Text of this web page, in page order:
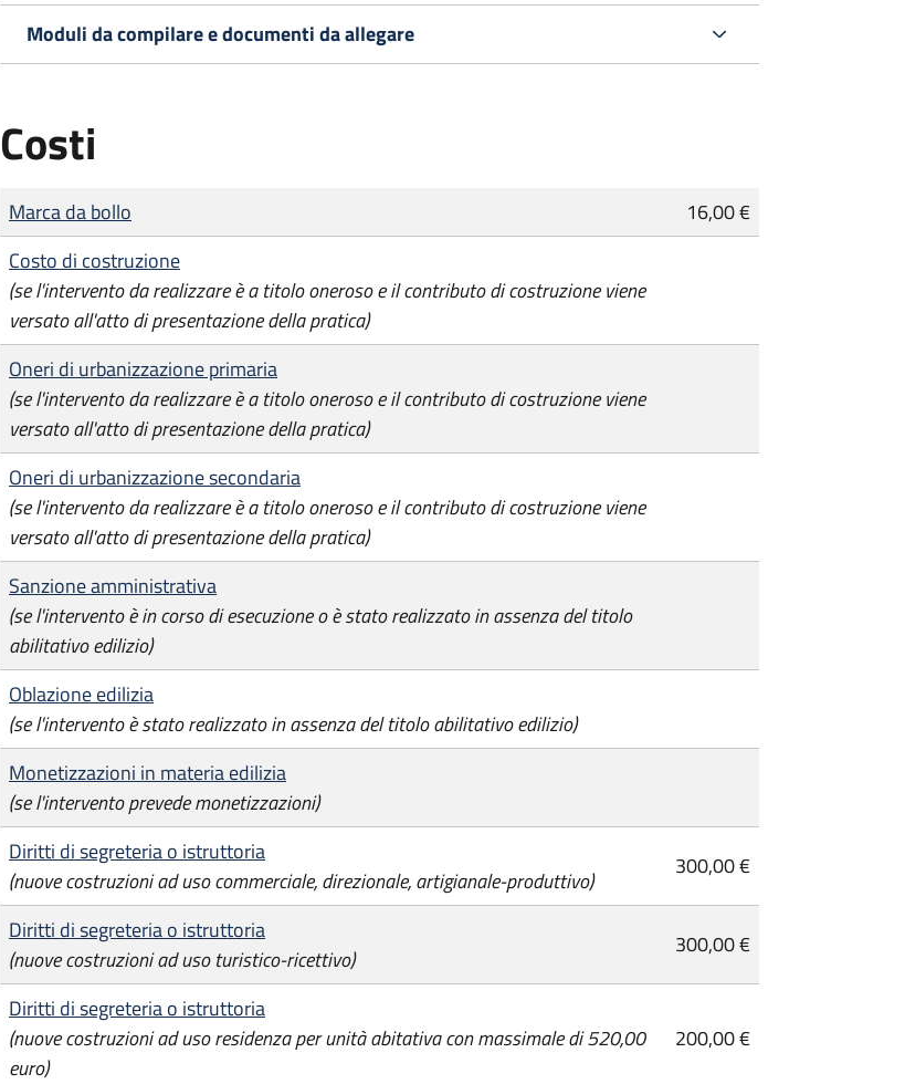
Moduli da compilare e documenti da allegare
Costi
Tipo di pagamento
Importo
Marca da bollo
16,00 €
Costo di costruzione
(se l'intervento da realizzare è a titolo oneroso e il contributo di costruzione viene
versato all'atto di presentazione della pratica)
Oneri di urbanizzazione primaria
(se l'intervento da realizzare è a titolo oneroso e il contributo di costruzione viene
versato all'atto di presentazione della pratica)
Oneri di urbanizzazione secondaria
(se l'intervento da realizzare è a titolo oneroso e il contributo di costruzione viene
versato all'atto di presentazione della pratica)
Sanzione amministrativa
(se l'intervento è in corso di esecuzione o è stato realizzato in assenza del titolo
abilitativo edilizio)
Oblazione edilizia
(se l'intervento è stato realizzato in assenza del titolo abilitativo edilizio)
Monetizzazioni in materia edilizia
(se l'intervento prevede monetizzazioni)
Diritti di segreteria o istruttoria
(nuove costruzioni ad uso commerciale, direzionale, artigianale-produttivo)
300,00 €
Diritti di segreteria o istruttoria
(nuove costruzioni ad uso turistico-ricettivo)
300,00 €
Diritti di segreteria o istruttoria
(nuove costruzioni ad uso residenza per unità abitativa con massimale di 520,00
euro)
200,00 €